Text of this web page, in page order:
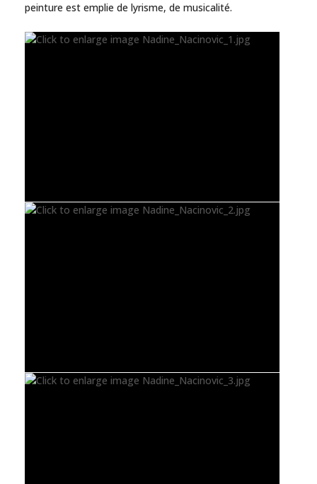
peinture est emplie de lyrisme, de musicalité.